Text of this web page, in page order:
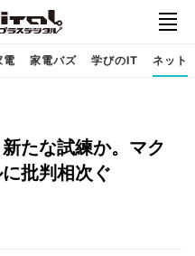
電 家電バズ 学びのIT ネット
たな試練か。マク
批判相次ぐ